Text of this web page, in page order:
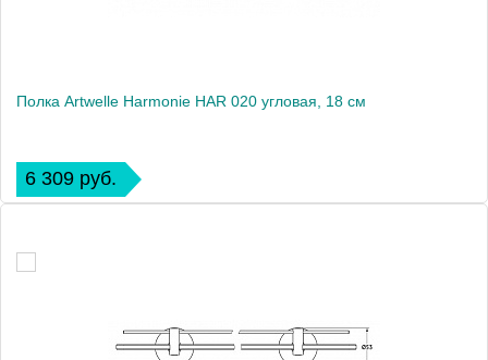
Полка Artwelle Harmonie HAR 020 угловая, 18 см
6 309 руб.